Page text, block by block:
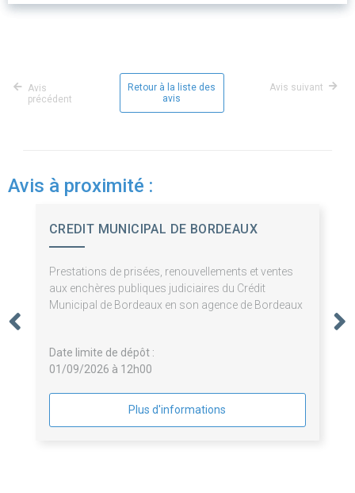
Avis
précédent
Retour à la liste des
avis
Avis suivant
Avis à proximité :
CREDIT MUNICIPAL DE BORDEAUX
Prestations de prisées, renouvellements et ventes
aux enchères publiques judiciaires du Crédit
Municipal de Bordeaux en son agence de Bordeaux
Date limite de dépôt :
01/09/2026 à 12h00
Plus d'informations